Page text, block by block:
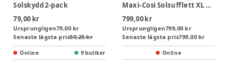
Solskydd 2-pack
79,00 kr
Ursprungligen79,00 kr
Senaste lägsta pris59,25 kr
Online 9 butiker
Maxi-Cosi Solsufflett XL Till Bilbarnstolar - Black
799,00 kr
Ursprungligen799,00 kr
Senaste lägsta pris799,00 kr
Online